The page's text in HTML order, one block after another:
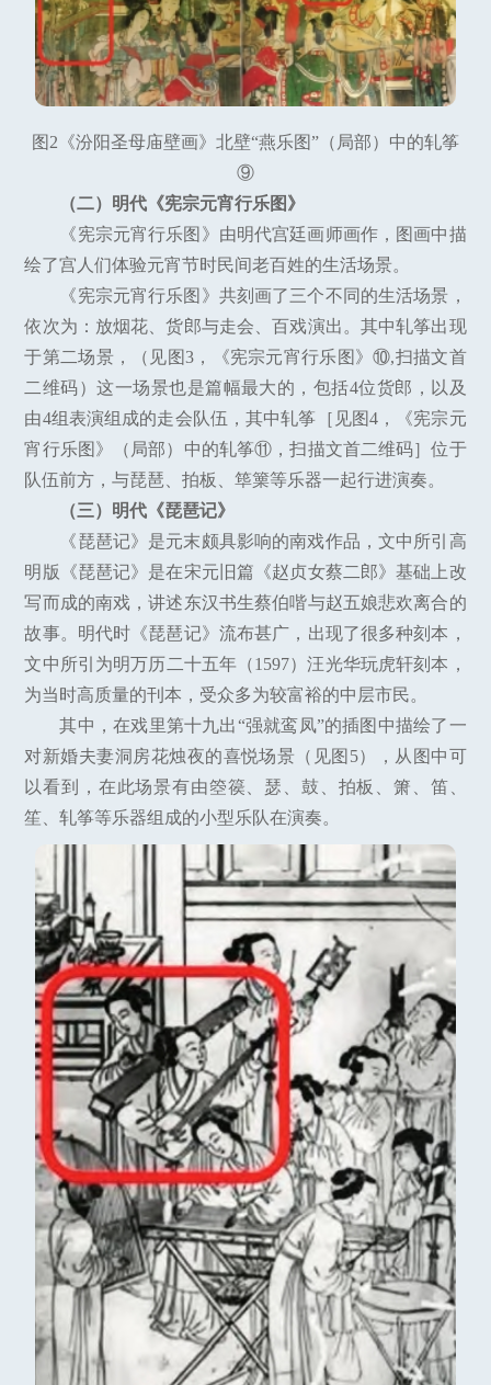
图2《汾阳圣母庙壁画》北壁“燕乐图”（局部）中的轧筝
⑨
（二）明代《宪宗元宵行乐图》
《宪宗元宵行乐图》由明代宫廷画师画作，图画中描
绘了宫人们体验元宵节时民间老百姓的生活场景。
《宪宗元宵行乐图》共刻画了三个不同的生活场景，
依次为：放烟花、货郎与走会、百戏演出。其中轧筝出现
于第二场景，（见图3，《宪宗元宵行乐图》⑩,扫描文首
二维码）这一场景也是篇幅最大的，包括4位货郎，以及
由4组表演组成的走会队伍，其中轧筝［见图4，《宪宗元
宵行乐图》（局部）中的轧筝⑪，扫描文首二维码］位于
队伍前方，与琵琶、拍板、筚篥等乐器一起行进演奏。
（三）明代《琵琶记》
《琵琶记》是元末颇具影响的南戏作品，文中所引高
明版《琵琶记》是在宋元旧篇《赵贞女蔡二郎》基础上改
写而成的南戏，讲述东汉书生蔡伯喈与赵五娘悲欢离合的
故事。明代时《琵琶记》流布甚广，出现了很多种刻本，
文中所引为明万历二十五年（1597）汪光华玩虎轩刻本，
为当时高质量的刊本，受众多为较富裕的中层市民。
其中，在戏里第十九出“强就鸾凤”的插图中描绘了一
对新婚夫妻洞房花烛夜的喜悦场景（见图5），从图中可
以看到，在此场景有由箜篌、瑟、鼓、拍板、箫、笛、
笙、轧筝等乐器组成的小型乐队在演奏。